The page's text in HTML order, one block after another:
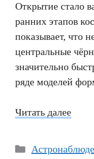
Открытие стало
ранних этапов
показывает, что
центральные
значительно
ряде моделей
Читать далее
Рубрики